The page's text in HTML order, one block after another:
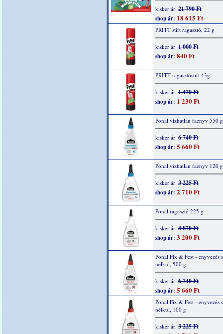
kisker ár:21 790 Ft
shop ár: 18 615 Ft
PRITT stift ragasztó, 22 g
kisker ár:1 000 Ft
shop ár: 840 Ft
PRITT ragasztóstift 43g
kisker ár:1 470 Ft
shop ár: 1 230 Ft
Ponal vízhatlan faenyv 550 g
kisker ár:6 740 Ft
shop ár: 5 660 Ft
Ponal vízhatlan faenyv 120 g
kisker ár:3 225 Ft
shop ár: 2 710 Ft
Ponal ragasztó 225 g
kisker ár:3 870 Ft
shop ár: 3 200 Ft
Ponal Fix & Fest - enyvezés
nélkül, 500 g
kisker ár:6 740 Ft
shop ár: 5 660 Ft
Ponal Fix & Fest - enyvezés
nélkül, 100 g
kisker ár:3 225 Ft